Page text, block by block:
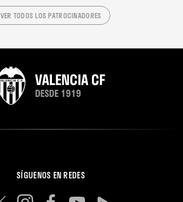
VER TODOS LOS PATROCINADORES
SÍGUENOS EN REDES